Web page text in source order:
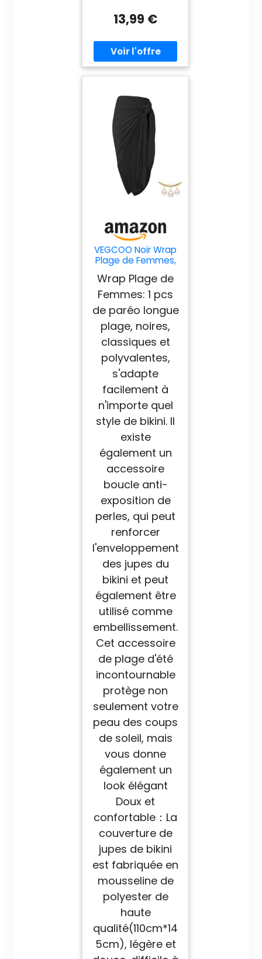
13,99 €
VEGCOO Noir Wrap
Plage de Femmes,
Jupes Wrap avec
Boucle Anti-
Exposition, Jupe de
Sarong Femmes,
pour Maillot de Bain
en Mousseline
Wrap Plage de
Femmes: 1 pcs
de paréo longue
plage, noires,
classiques et
polyvalentes,
s'adapte
facilement à
n'importe quel
style de bikini. Il
existe
également un
accessoire
boucle anti-
exposition de
perles, qui peut
renforcer
l'enveloppement
des jupes du
bikini et peut
également être
utilisé comme
embellissement.
Cet accessoire
de plage d'été
incontournable
protège non
seulement votre
peau des coups
de soleil, mais
vous donne
également un
look élégant
Doux et
confortable：La
couverture de
jupes de bikini
est fabriquée en
mousseline de
polyester de
haute
qualité(110cm*14
5cm), légère et